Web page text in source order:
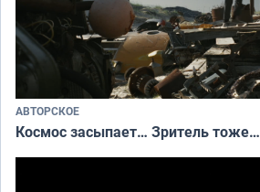
АВТОРСКОЕ
Космос засыпает… Зритель тоже…